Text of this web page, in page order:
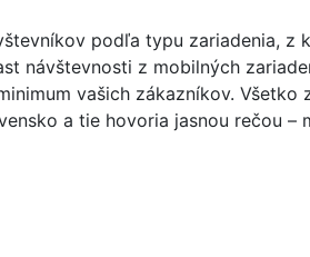
podľa typu zariadenia,
návštevnosti z mobilných
vašich zákazníkov.
a tie hovoria jasnou rečou